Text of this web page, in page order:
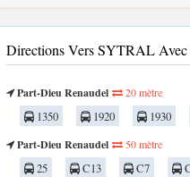
Directions Vers SYTRAL Avec
Part-Dieu Renaudel 20 mètre
1350 1920 1930
Part-Dieu Renaudel
50 mètre
25 C13 C7